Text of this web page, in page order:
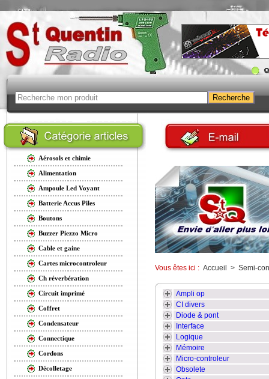
Aérosols et chimie
Alimentation
Ampoule Led Voyant
Batterie Accus Piles
Boutons
Buzzer Piezzo Micro
Cable et gaine
Cartes microcontroleur
Ch réverbération
Circuit imprimé
Coffret
Condensateur
Connectique
Cordons
Décolletage
Vous êtes ici : Accueil > Semi-
Ampli op
CI divers
Diode & pont
Interface
Logique
Mémoire
Micro-controleur
Obsolete